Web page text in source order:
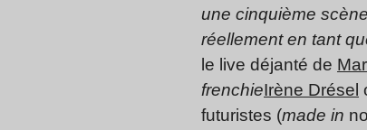
une cinquième
réellement en tant
le live déjanté de
frenchieIrène Drésel
futuristes (made in